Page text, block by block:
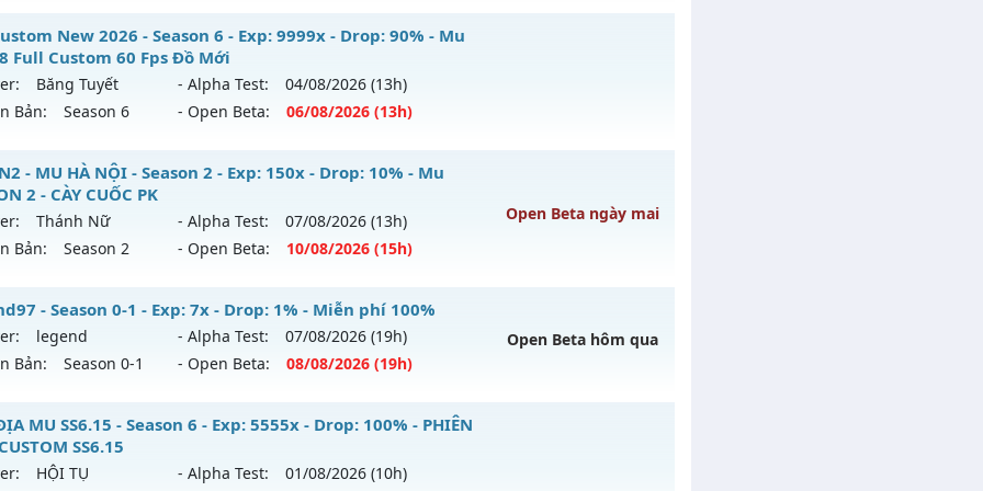
Reset In Game
Mu Nguyên bản Webzen
KHÔNG THỂ HACK
VÔ SONG⚔️ - SS6 EP3 GIẢI TRÍ- ĐỈNH CAO CLASSIC
mới ra tháng 08 2026 - Mở máy chủVÔ SONG 3vào 18h ngày 07/08/2626
500x - Drop: 50%
loại: Mu Nguyên bản Webzen
MU8X
New 2026 - Season 6 - Exp: 9999x - Drop: 90% - Mu
Full Custom 60 Fps Đồ Mới
Băng Tuyết - Alpha Test: 04/08/2026 (13h)
Bản:
Season 6 - Open Beta: 06/08/2026 (13h)
Custom New 2026 - Mu Ss6.18 Full Custom 60 Fps Đồ Mới
mới ra tháng 08 2026 - Mở máy chủBăng Tuyết
vào 13h ngày 06/08/2626
9999x - Drop: 90%
loại: Mu Custom thêm đồ mới
Gold Dragon
- MU HÀ NỘI - Season 2 - Exp: 150x - Drop: 10% - Mu
2 - CÀY CUỐC PK
Thánh Nữ - Alpha Test: 07/08/2026 (13h)
Bản:
Season 2 - Open Beta: 10/08/2026 (15h)
Open Beta ngày mai
- MU HÀ NỘI - Mu SEASON 2 - CÀY CUỐC PK
mới ra tháng 08 2026 - Mở máy chủThánh Nữvào 15h ngày 10/08/2626
reset: Reset In Game
loại: Mu Nguyên bản Webzen
- Season 0-1 - Exp: 7x - Drop: 1% - Miễn phí 100%
legend - Alpha Test: 07/08/2026 (19h)
Bản:
Season 0-1 - Open Beta: 08/08/2026 (19h)
Open Beta hôm qua
- Miễn phí 100%
mới ra tháng 08 2026 - Mở máy chủlegend vào 19h ngày 08/08/2626
MU SS6.15 - Season 6 - Exp: 5555x - Drop: 100% - PHIÊN
SS6.15
HỘI TỤ - Alpha Test: 01/08/2026 (10h)